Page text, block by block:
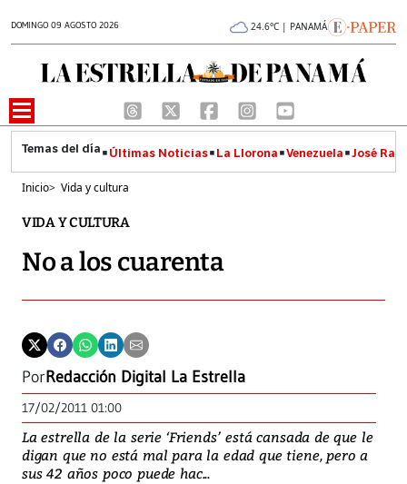
DOMINGO 09 AGOSTO 2026 24.6°C | PANAMÁ
Últimas Noticias La Llorona Venezuela José
Inicio> Vida y cultura
VIDA Y CULTURA
No a los cuarenta
PorRedacción Digital La Estrella
17/02/2011 01:00
La estrella de la serie ‘Friends’ está cansada de que le
digan que no está mal para la edad que tiene, pero a
sus 42 años poco puede hac...